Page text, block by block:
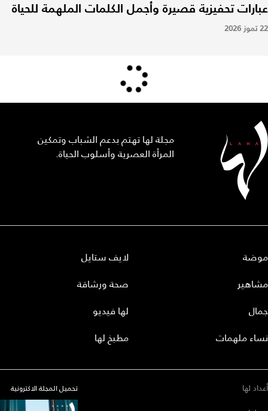
عبارات تحفيزية قصيرة وأجمل الكلمات الملهمة للحياة
22 تموز 2026
مجلة لها تهتم بدعم الشباب وتمكين
المرأة العصرية وأسلوب الحياة.
موضة
مشاهير
جمال
نساء ملهمات
لايف ستايل
صحة ورشاقة
لها فيديو
مطبخ لها
أعداد لها
تحميل المجلة الاكترونية